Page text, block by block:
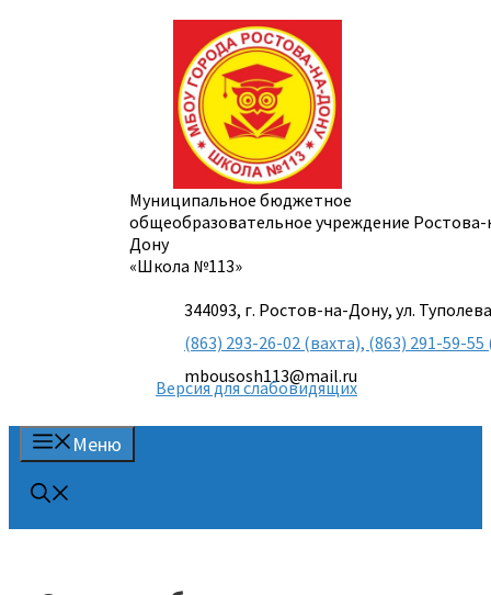
Муниципальное бюджетное
общеобразовательное учреждение
Дону
«Школа №113»
344093, г. Ростов-на-Дону, ул.
(863) 293-26-02 (вахта), (863) 291-59-
mbousosh113@mail.ru
Версия для слабовидящих
Меню